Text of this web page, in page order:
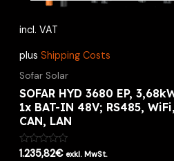
incl. VAT
plus Shipping Costs
Sofar Solar
SOFAR HYD 3680 EP,
1x BAT-IN 48V; RS485,
CAN, LAN
Bewertet
1.235,82€ exkl. MwSt.